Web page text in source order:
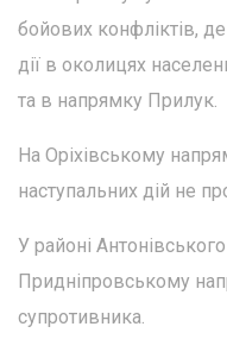
бойових конфліктів,
дії в околицях
та в напрямку Прилук.
На Оріхівському
наступальних дій не
У районі
Придніпровському
супротивника.